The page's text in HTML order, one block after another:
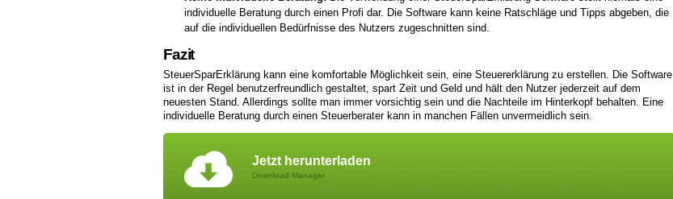
individuelle Beratung durch einen Profi dar. Die Software kann keine Ratschläge und Tipps abgeben, die
auf die individuellen Bedürfnisse des Nutzers zugeschnitten sind.
Fazit
SteuerSparErklärung kann eine komfortable Möglichkeit sein, eine Steuererklärung zu erstellen. Die Software
ist in der Regel benutzerfreundlich gestaltet, spart Zeit und Geld und hält den Nutzer jederzeit auf dem
neuesten Stand. Allerdings sollte man immer vorsichtig sein und die Nachteile im Hinterkopf behalten. Eine
individuelle Beratung durch einen Steuerberater kann in manchen Fällen unvermeidlich sein.
Jetzt herunterladen
Download Manager